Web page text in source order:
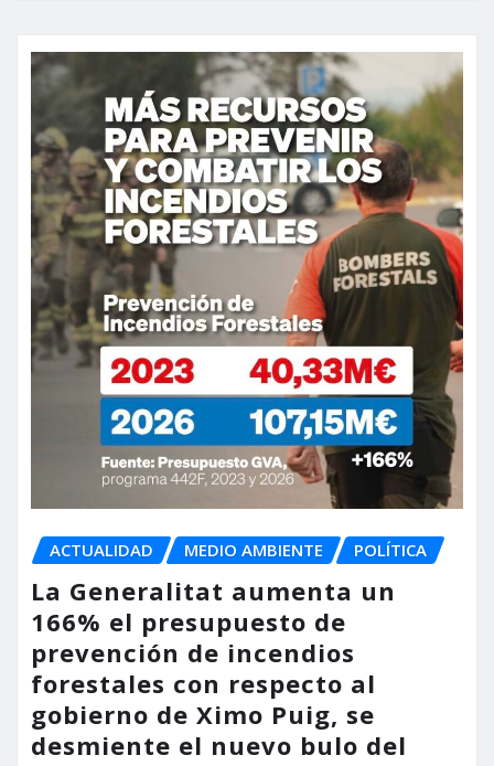
ACTUALIDAD MEDIO AMBIENTE POLÍTICA
La Generalitat aumenta un
166% el presupuesto de
prevención de incendios
forestales con respecto al
gobierno de Ximo Puig, se
desmiente el nuevo bulo del